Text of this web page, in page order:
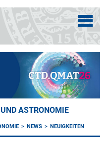
ASTRONOMIE
NEWS NEUIGKEITEN